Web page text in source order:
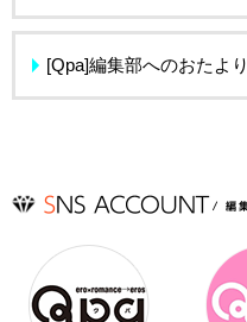
[Qpa]編集部へのおたより